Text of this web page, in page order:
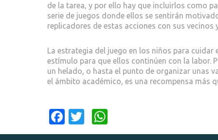
de la tarea, y por ello hay que incluirlos como
serie de juegos donde ellos se sentirán
replicadores de estas acciones con sus vecinos
La estrategia del juego en los niños para
estímulo para que ellos continúen con la labor.
un helado, o hasta el punto de organizar unas
el ámbito académico, es una recompensa más
Fa
c
w
h